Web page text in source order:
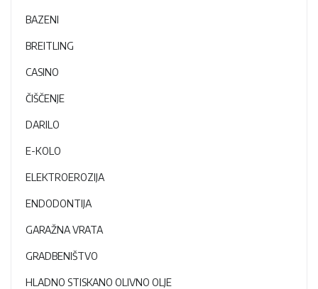
BAZENI
BREITLING
CASINO
ČIŠČENJE
DARILO
E-KOLO
ELEKTROEROZIJA
ENDODONTIJA
GARAŽNA VRATA
GRADBENIŠTVO
HLADNO STISKANO OLIVNO OLJE